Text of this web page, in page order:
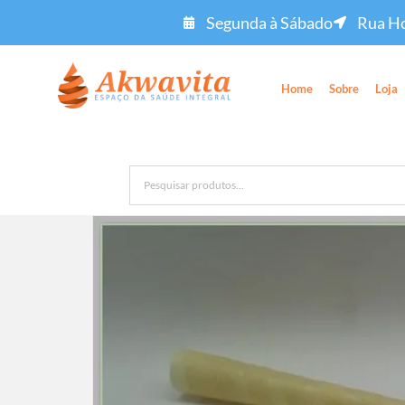
Segunda à Sábado Rua
Home Sobre Loja